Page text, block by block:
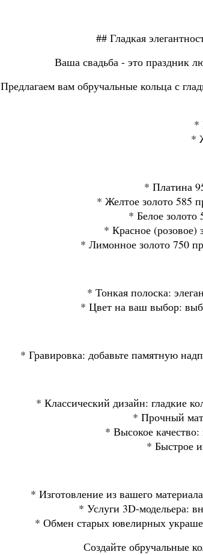
## Гладкая
Ваша свадьба - это праздник
Предлагаем вам обручальные кольца с
*
*
* Платина
* Желтое золото 585
* Белое золото
* Красное (розовое)
* Лимонное золото 750
* Тонкая полоска:
* Цвет на ваш выбор:
* Гравировка: добавьте памятную
* Классический дизайн: гладкие
* Прочный
* Высокое
* Быстрое
* Изготовление из вашего
* Услуги 3D-модельера:
* Обмен старых ювелирных
Создайте обручальные